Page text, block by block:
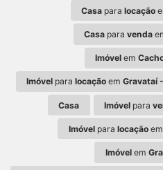
Casa para locação
Casa para venda
Imóvel em
Imóvelpara locaçãoem Gravataí
Casa Imóvelpara
Imóvelpara locaçãoem
Imóvelem